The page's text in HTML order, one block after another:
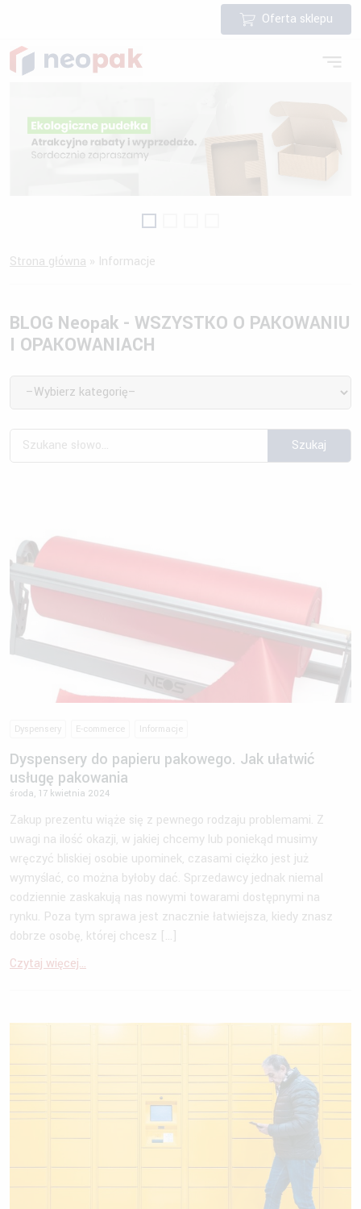
Oferta sklepu
Strona główna » Informacje
BLOG Neopak - WSZYSTKO O PAKOWANIU
I OPAKOWANIACH
Dyspensery E-commerce Informacje
Dyspensery do papieru pakowego. Jak ułatwić
usługę pakowania
środa, 17 kwietnia 2024
Zakup prezentu wiąże się z pewnego rodzaju problemami. Z
uwagi na ilość okazji, w jakiej chcemy lub poniekąd musimy
wręczyć bliskiej osobie upominek, czasami ciężko jest już
wymyślać, co można byłoby dać. Sprzedawcy jednak niemal
codziennie zaskakują nas nowymi towarami dostępnymi na
rynku. Poza tym sprawa jest znacznie łatwiejsza, kiedy znasz
dobrze osobę, której chcesz […]
Czytaj więcej...